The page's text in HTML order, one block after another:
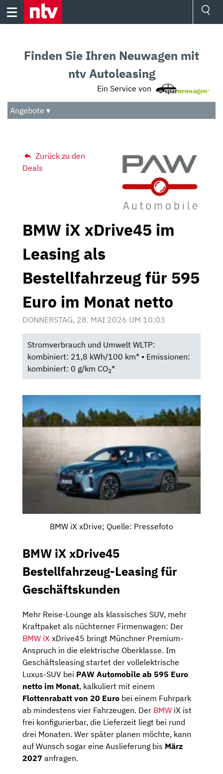
Skip
Audio
Das Beste
Finden Sie Ihren Neuwagen mit
ntv Autoleasing
Ein Service von
Angebote ▾
Zurück zu den
Deals
BMW iX xDrive45 im
Leasing als
Bestellfahrzeug für 595
Euro im Monat netto
DONNERSTAG, 28. MAI 2026 UM 10:03
Stromverbrauch und Umwelt WLTP:
kombiniert: 21,8 kWh/100 km* • Emissionen:
kombiniert: 0 g/km CO2*
BMW iX xDrive; Quelle: Pressefoto
BMW iX xDrive45
Bestellfahrzeug-Leasing für
Geschäftskunden
Mehr Reise-Lounge als klassisches SUV, mehr
Kraftpaket als nüchterner Firmenwagen: Der
BMW iX xDrive45 bringt Münchner Premium-
Anspruch in die elektrische Oberklasse. Im
Geschäftsleasing startet der vollelektrische
Luxus-SUV bei PAW Automobile ab 595 Euro
netto im Monat, kalkuliert mit einem
Flottenrabatt von 20 Euro bei einem Fuhrpark
ab mindestens vier Fahrzeugen. Der BMW iX ist
frei konfigurierbar, die Lieferzeit liegt bei rund
drei Monaten. Wer später planen möchte, kann
auf Wunsch sogar eine Auslieferung bis März
2027 anfragen.